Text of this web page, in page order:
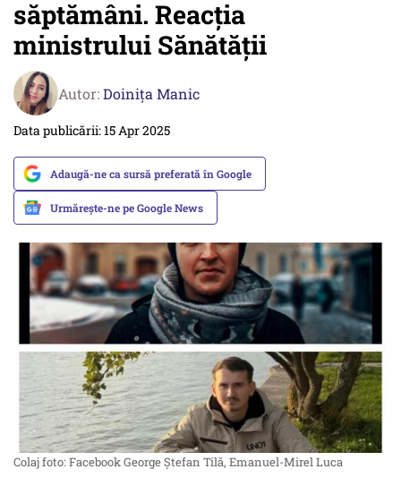
săptămâni. Reacția
ministrului Sănătății
Autor:Doinița Manic
Data publicării: 15 Apr 2025
Adaugă-ne ca sursă preferată în Google
Urmărește-ne pe Google News
Colaj foto: Facebook George Ștefan Tilă, Emanuel-Mirel Luca